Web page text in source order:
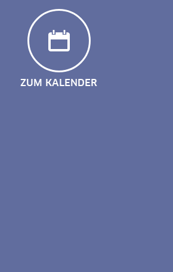
ZUM KALENDER